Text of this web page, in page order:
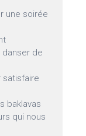
une soirée
danser de
satisfaire
baklavas
qui nous